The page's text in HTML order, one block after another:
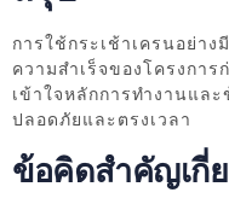
การใช้กระเช้าเครนอย่า
ความสำเร็จของโครงกา
เข้าใจหลักการทำงานแล
ปลอดภัยและตรงเวลา
ข้อคิดสำคัญเกี่